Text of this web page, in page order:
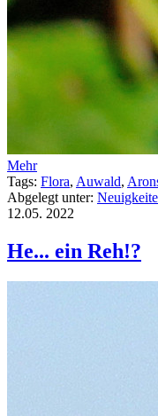
Mehr
Tags: Flora, Auwald,
Abgelegt unter:
12.05. 2022
He... ein Reh!?